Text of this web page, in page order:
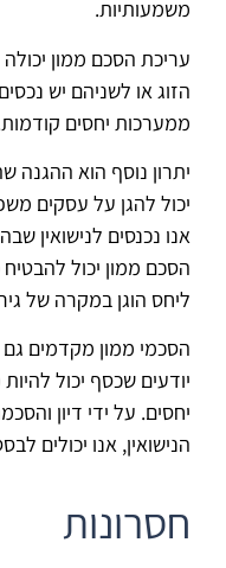
משמעותיות.
עריכת הסכם ממון
הזוג או לשניהם יש
ממערכות יחסים
יתרון נוסף הוא ההגנה
יכול להגן על עסקים
אנו נכנסים לנישואין
הסכם ממון יכול להבטיח
ליחס הוגן במקרה של
הסכמי ממון מקדמים גם
יודעים שכסף יכול
יחסים. על ידי דיון
הנישואין, אנו יכולים
חסרונות